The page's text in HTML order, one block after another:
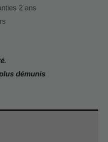
2 ans
.
démunis